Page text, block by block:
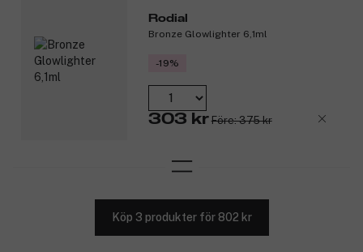
Rodial
Bronze Glowlighter 6,1ml
-19%
303 kr Före: 375 kr
Köp 3 produkter för 802 kr